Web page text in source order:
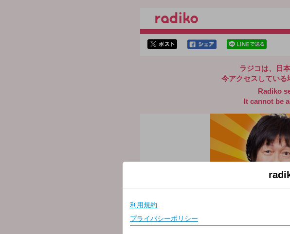
ラジコは、日
今アクセスしている
Radiko
It cannot be